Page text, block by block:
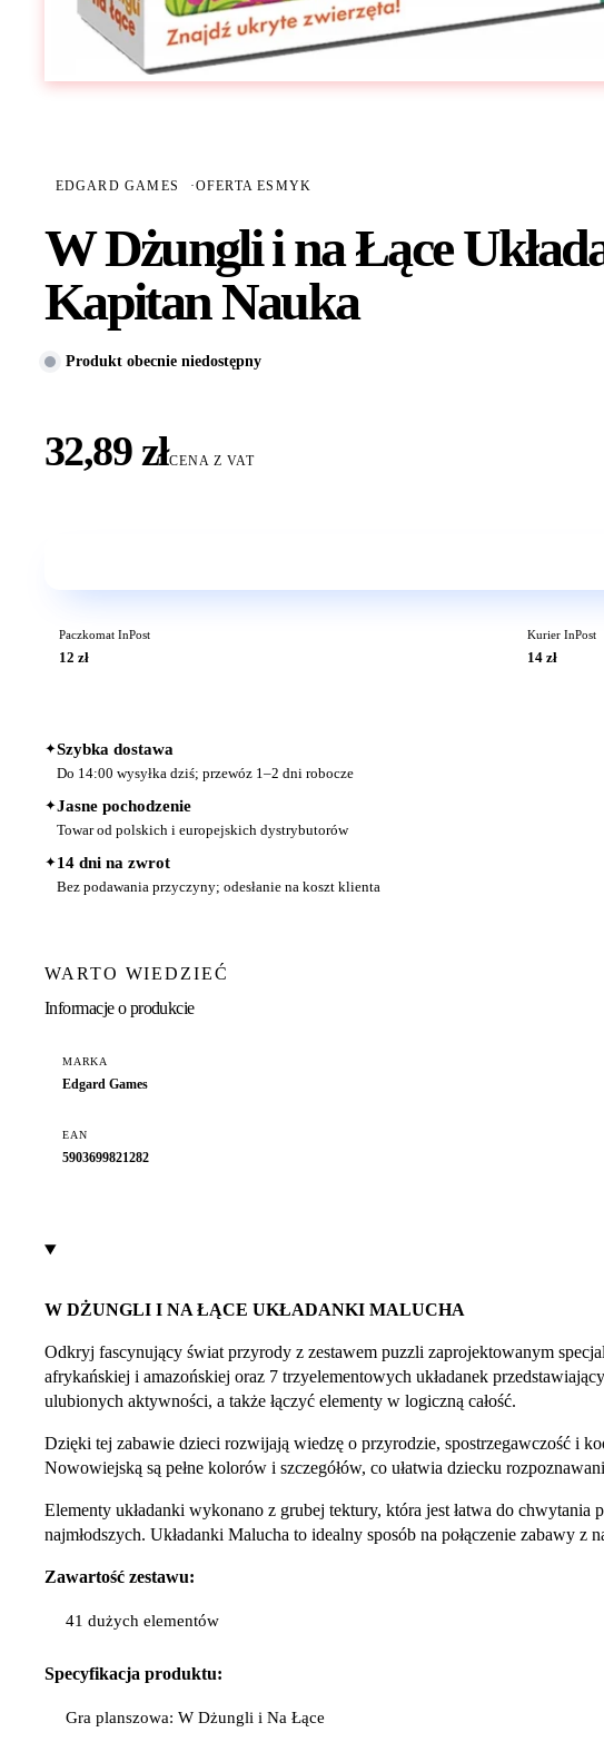
EDGARD GAMES ·OFERTA ESMYK
W Dżungli i na Łące
Kapitan Nauka
Produkt obecnie niedostępny
32,89 złCENA Z VAT
Paczkomat InPost
12 zł
Kurier InPost
14 zł
✦Szybka dostawa
Do 14:00 wysyłka dziś; przewóz 1–2 dni robocze
✦Jasne pochodzenie
Towar od polskich i europejskich dystrybutorów
✦14 dni na zwrot
Bez podawania przyczyny; odesłanie na koszt klienta
WARTO WIEDZIEĆ
Informacje o produkcie
MARKA
Edgard Games
EAN
5903699821282
W DŻUNGLI I NA ŁĄCE UKŁADANKI MALUCHA
Odkryj fascynujący świat przyrody z zestawem puzzli zaprojektowanym
afrykańskiej i amazońskiej oraz 7 trzyelementowych układanek
ulubionych aktywności, a także łączyć elementy w logiczną całość.
Dzięki tej zabawie dzieci rozwijają wiedzę o przyrodzie, spostrzegawczość i
Nowowiejską są pełne kolorów i szczegółów, co ułatwia dziecku
Elementy układanki wykonano z grubej tektury, która jest łatwa do chwytania
najmłodszych. Układanki Malucha to idealny sposób na połączenie zabawy z
Zawartość zestawu:
41 dużych elementów
Specyfikacja produktu:
Gra planszowa: W Dżungli i Na Łące